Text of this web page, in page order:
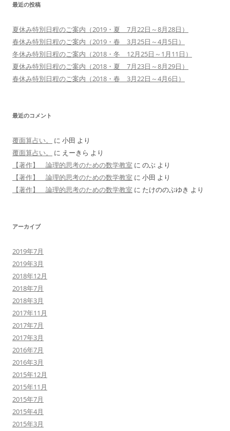
最近の投稿
夏休み特別日程のご案内（2019・夏 7月22日～8月28日）
春休み特別日程のご案内（2019・春 3月25日～4月5日）
冬休み特別日程のご案内（2018・冬 12月25日～1月11日）
夏休み特別日程のご案内（2018・夏 7月23日～8月29日）
春休み特別日程のご案内（2018・春 3月22日～4月6日）
最近のコメント
覆面算占い。 に 小田 より
覆面算占い。
に えーきら より
【著作】 論理的思考のための数学教室 に のぶ より
【著作】 論理的思考のための数学教室 に 小田 より
【著作】 論理的思考のための数学教室 に たけののぶゆき より
アーカイブ
2019年7月
2019年3月
2018年12月
2018年7月
2018年3月
2017年11月
2017年7月
2017年3月
2016年7月
2016年3月
2015年12月
2015年11月
2015年7月
2015年4月
2015年3月